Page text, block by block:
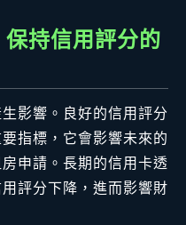
持信用評分的
影響。良好的信用評分
指標，它會影響未來的
申請。長期的信用卡透
評分下降，進而影響財